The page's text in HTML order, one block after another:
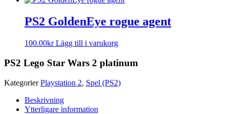
PS2 GoldenEye rogue agent
100.00kr Lägg till i varukorg
PS2 Lego Star Wars 2 platinum
Kategorier Playstation 2, Spel (PS2)
Beskrivning
Ytterligare information